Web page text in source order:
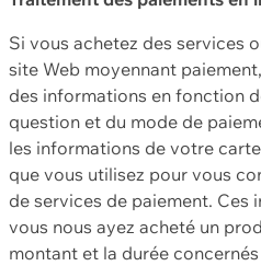
Si vous achetez des services
site Web moyennant
des informations en fonction
question et du mode de
les informations de votre
que vous utilisez pour vous
de services de paiement.
vous nous ayez acheté un
montant et la durée